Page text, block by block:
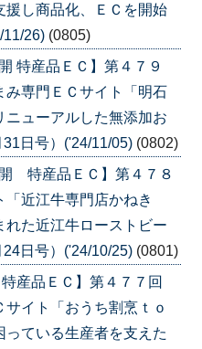
し商品化、ＥＣを開始
11/26) (0805)
特産品ＥＣ】第４７９
専門ＥＣサイト「明石
ューアルした無添加お
日号）('24/11/05) (0802)
特産品ＥＣ】第４７８
近江牛専門店かねき
た近江牛ローストビー
日号）('24/10/25) (0801)
特産品ＥＣ】第４７７回
イト「おうち割烹ｔｏ
ている生産者を支えた